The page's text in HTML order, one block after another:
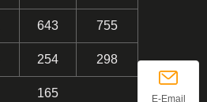
643 755
254 298
165 E-Email